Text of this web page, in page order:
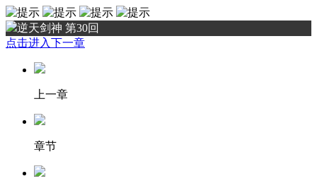
逆天剑神 第30回
点击进入下一章
上一章
章节